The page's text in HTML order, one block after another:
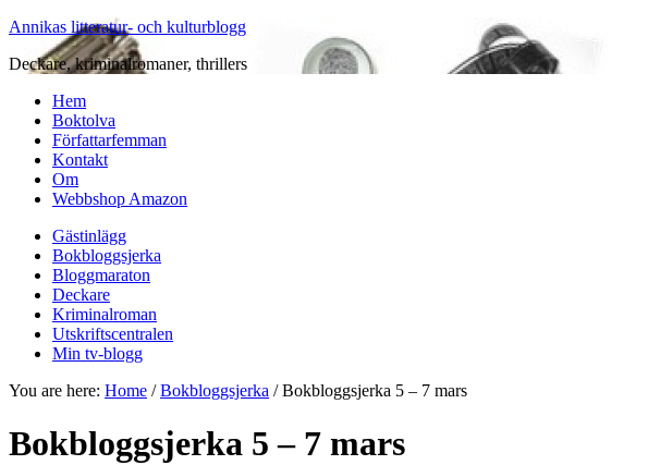
Annikas litteratur- och kulturblogg
Deckare, kriminalromaner, thrillers
Hem
Boktolva
Författarfemman
Kontakt
Om
Webbshop Amazon
Gästinlägg
Bokbloggsjerka
Bloggmaraton
Deckare
Kriminalroman
Utskriftscentralen
Min tv-blogg
You are here: Home / Bokbloggsjerka /Bokbloggsjerka 5 – 7 mars
Bokbloggsjerka 5 – 7 mars